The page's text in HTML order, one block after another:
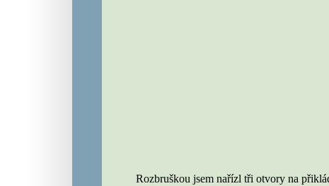
Rozbruškou jsem nařízl tři otvory na